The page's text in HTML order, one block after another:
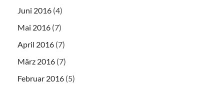
Juni 2016 (4)
Mai 2016 (7)
April 2016 (7)
März 2016 (7)
Februar 2016 (5)